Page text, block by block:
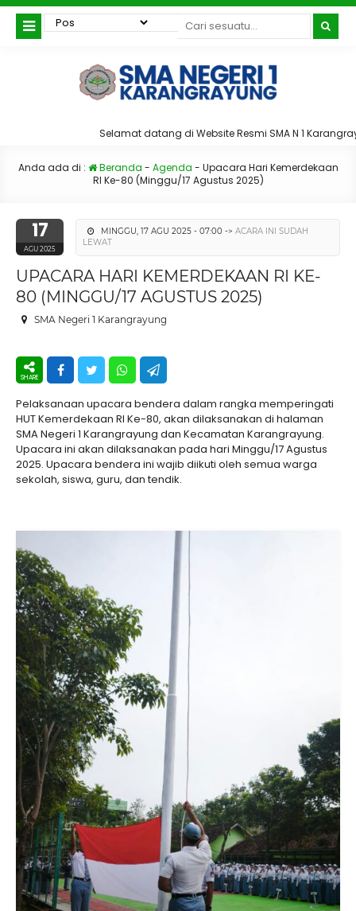
Selamat datang di Website Resmi SMA N 1
Anda ada di : Beranda - Agenda - Upacara Hari Kemerdekaan
RI Ke-80 (Minggu/17 Agustus 2025)
17
AGU 2025
MINGGU, 17 AGU 2025 - 07:00 -> ACARA INI SUDAH
LEWAT
UPACARA HARI KEMERDEKAAN RI KE-
80 (MINGGU/17 AGUSTUS 2025)
SMA Negeri 1 Karangrayung
Pelaksanaan upacara bendera dalam rangka memperingati
HUT Kemerdekaan RI Ke-80, akan dilaksanakan di halaman
SMA Negeri 1 Karangrayung dan Kecamatan Karangrayung.
Upacara ini akan dilaksanakan pada hari Minggu/17 Agustus
2025. Upacara bendera ini wajib diikuti oleh semua warga
sekolah, siswa, guru, dan tendik.